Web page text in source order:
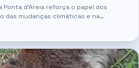
Ponta d’Areia reforça o papel dos
das mudanças climáticas e na